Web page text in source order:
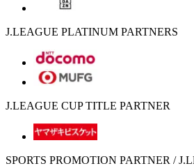
J.LEAGUE PLATINUM PARTNERS
J.LEAGUE CUP TITLE PARTNER
SPORTS PROMOTION PARTNER /